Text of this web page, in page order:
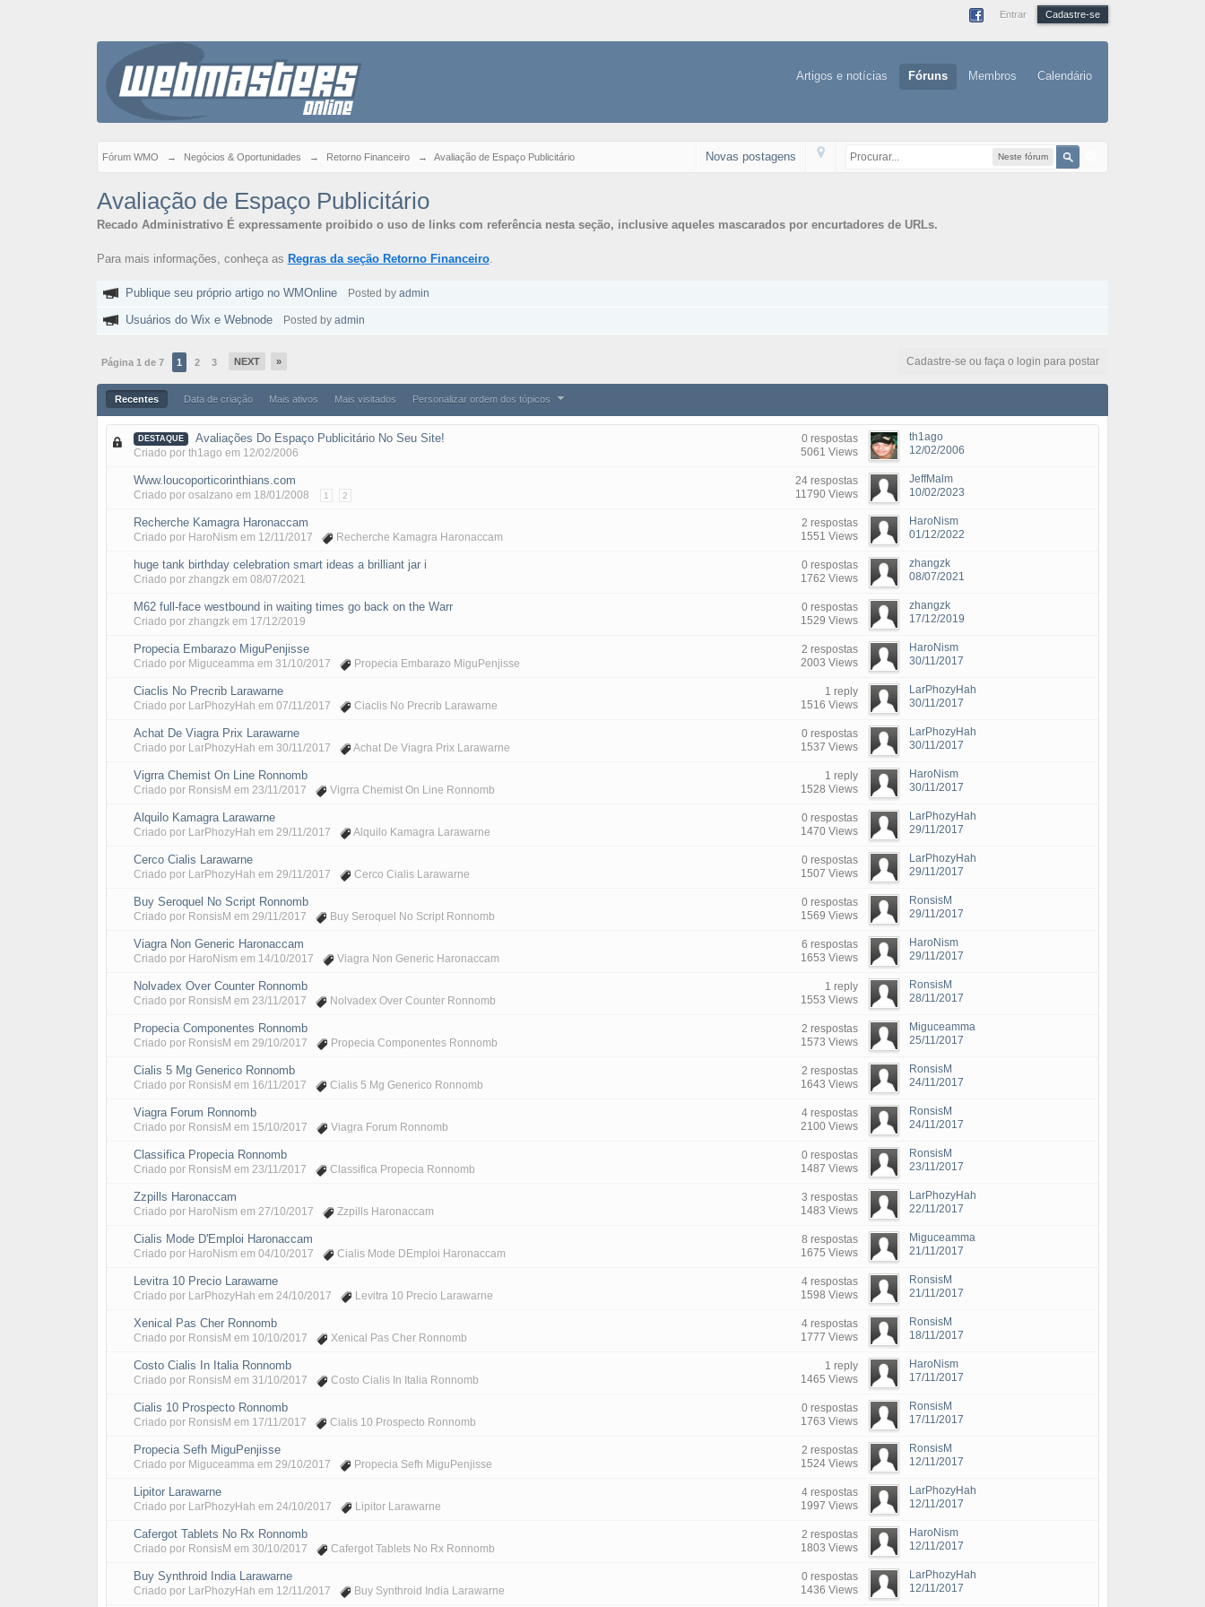
Entrar Cadastre-se
Artigos e notícias Fóruns Membros Calendário
Fórum WMO → Negócios & Oportunidades → Retorno Financeiro → Avaliação de Espaço Publicitário Neste fórum
Novas postagens
Avaliação de Espaço Publicitário
Recado Administrativo É expressamente proibido o uso de links com referência nesta seção, inclusive aqueles mascarados por encurtadores de URLs.
Para mais informações, conheça as Regras da seção Retorno Financeiro.
Publique seu próprio artigo no WMOnline Posted by admin
Usuários do Wix e Webnode Posted by admin
Página 1 de 7 1 2 3 NEXT » Cadastre-se ou faça o login para postar
Recentes Data de criação Mais ativos Mais visitados Personalizar ordem dos tópicos
DESTAQUE Avaliações Do Espaço Publicitário No Seu Site!
Criado por th1ago em 12/02/2006
0 respostas
5061 Views
th1ago
12/02/2006
Www.loucoporticorinthians.com
Criado por osalzano em 18/01/2008 1 2
24 respostas
11790 Views
JeffMalm
10/02/2023
Recherche Kamagra Haronaccam
Criado por HaroNism em 12/11/2017 Recherche Kamagra Haronaccam
2 respostas
1551 Views
HaroNism
01/12/2022
huge tank birthday celebration smart ideas a brilliant jar i
Criado por zhangzkem 08/07/2021
0 respostas
1762 Views
zhangzk
08/07/2021
M62 full-face westbound in waiting times go back on the Warr
Criado por zhangzkem 17/12/2019
0 respostas
1529 Views
zhangzk
17/12/2019
Propecia Embarazo MiguPenjisse
Criado por Miguceammaem 31/10/2017 Propecia Embarazo MiguPenjisse
2 respostas
2003 Views
HaroNism
30/11/2017
Ciaclis No Precrib Larawarne
Criado por LarPhozyHah em 07/11/2017 Ciaclis No Precrib Larawarne
1 reply
1516 Views
LarPhozyHah
30/11/2017
Achat De Viagra Prix Larawarne
Criado por LarPhozyHah em 30/11/2017 Achat De Viagra Prix Larawarne
0 respostas
1537 Views
LarPhozyHah
30/11/2017
Vigrra Chemist On Line Ronnomb
Criado por RonsisM em 23/11/2017 Vigrra Chemist On Line Ronnomb
1 reply
1528 Views
HaroNism
30/11/2017
Alquilo Kamagra Larawarne
Criado por LarPhozyHah em 29/11/2017 Alquilo Kamagra Larawarne
0 respostas
1470 Views
LarPhozyHah
29/11/2017
Cerco Cialis Larawarne
Criado por LarPhozyHah em 29/11/2017 Cerco Cialis Larawarne
0 respostas
1507 Views
LarPhozyHah
29/11/2017
Buy Seroquel No Script Ronnomb
Criado por RonsisM em 29/11/2017 Buy Seroquel No Script Ronnomb
0 respostas
1569 Views
RonsisM
29/11/2017
Viagra Non Generic Haronaccam
Criado por HaroNism em 14/10/2017 Viagra Non Generic Haronaccam
6 respostas
1653 Views
HaroNism
29/11/2017
Nolvadex Over Counter Ronnomb
Criado por RonsisM em 23/11/2017 Nolvadex Over Counter Ronnomb
1 reply
1553 Views
RonsisM
28/11/2017
Propecia Componentes Ronnomb
Criado por RonsisM em 29/10/2017 Propecia Componentes Ronnomb
2 respostas
1573 Views
Miguceamma
25/11/2017
Cialis 5 Mg Generico Ronnomb
Criado por RonsisM em 16/11/2017 Cialis 5 Mg Generico Ronnomb
2 respostas
1643 Views
RonsisM
24/11/2017
Viagra Forum Ronnomb
Criado por RonsisM em 15/10/2017 Viagra Forum Ronnomb
4 respostas
2100 Views
RonsisM
24/11/2017
Classifica Propecia Ronnomb
Criado por RonsisM em 23/11/2017 Classifica Propecia Ronnomb
0 respostas
1487 Views
RonsisM
23/11/2017
Zzpills Haronaccam
Criado por HaroNism em 27/10/2017 Zzpills Haronaccam
3 respostas
1483 Views
LarPhozyHah
22/11/2017
Cialis Mode D'Emploi Haronaccam
Criado por HaroNism em 04/10/2017 Cialis Mode DEmploi Haronaccam
8 respostas
1675 Views
Miguceamma
21/11/2017
Levitra 10 Precio Larawarne
Criado por LarPhozyHah em 24/10/2017 Levitra 10 Precio Larawarne
4 respostas
1598 Views
RonsisM
21/11/2017
Xenical Pas Cher Ronnomb
Criado por RonsisM em 10/10/2017 Xenical Pas Cher Ronnomb
4 respostas
1777 Views
RonsisM
18/11/2017
Costo Cialis In Italia Ronnomb
Criado por RonsisM em 31/10/2017 Costo Cialis In Italia Ronnomb
1 reply
1465 Views
HaroNism
17/11/2017
Cialis 10 Prospecto Ronnomb
Criado por RonsisM em 17/11/2017 Cialis 10 Prospecto Ronnomb
0 respostas
1763 Views
RonsisM
17/11/2017
Propecia Sefh MiguPenjisse
Criado por Miguceammaem 29/10/2017 Propecia Sefh MiguPenjisse
2 respostas
1524 Views
RonsisM
12/11/2017
Lipitor Larawarne
Criado por LarPhozyHah em 24/10/2017 Lipitor Larawarne
4 respostas
1997 Views
LarPhozyHah
12/11/2017
Cafergot Tablets No Rx Ronnomb
Criado por RonsisM em 30/10/2017 Cafergot Tablets No Rx Ronnomb
2 respostas
1803 Views
HaroNism
12/11/2017
Buy Synthroid India Larawarne
Criado por LarPhozyHah em 12/11/2017 Buy Synthroid India Larawarne
0 respostas
1436 Views
LarPhozyHah
12/11/2017